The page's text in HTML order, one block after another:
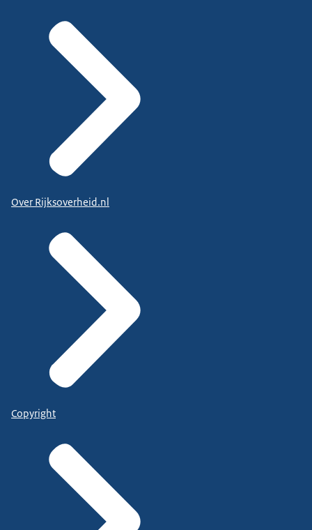
Over Rijksoverheid.nl
Copyright